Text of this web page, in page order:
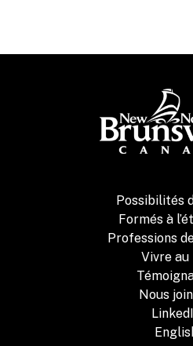
Possibilités
Formés à
Professions
Vivre au
Nous